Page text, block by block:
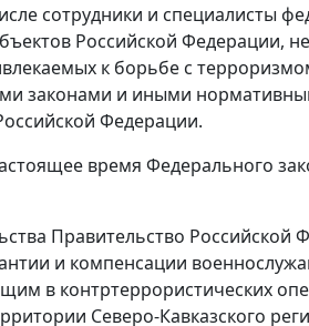
сотрудники и специалисты
Российской Федерации,
к борьбе с
законами и иными
Федерации.
время Федерального
Правительство Российской
и компенсации
в контртеррористических
Северо-Кавказского